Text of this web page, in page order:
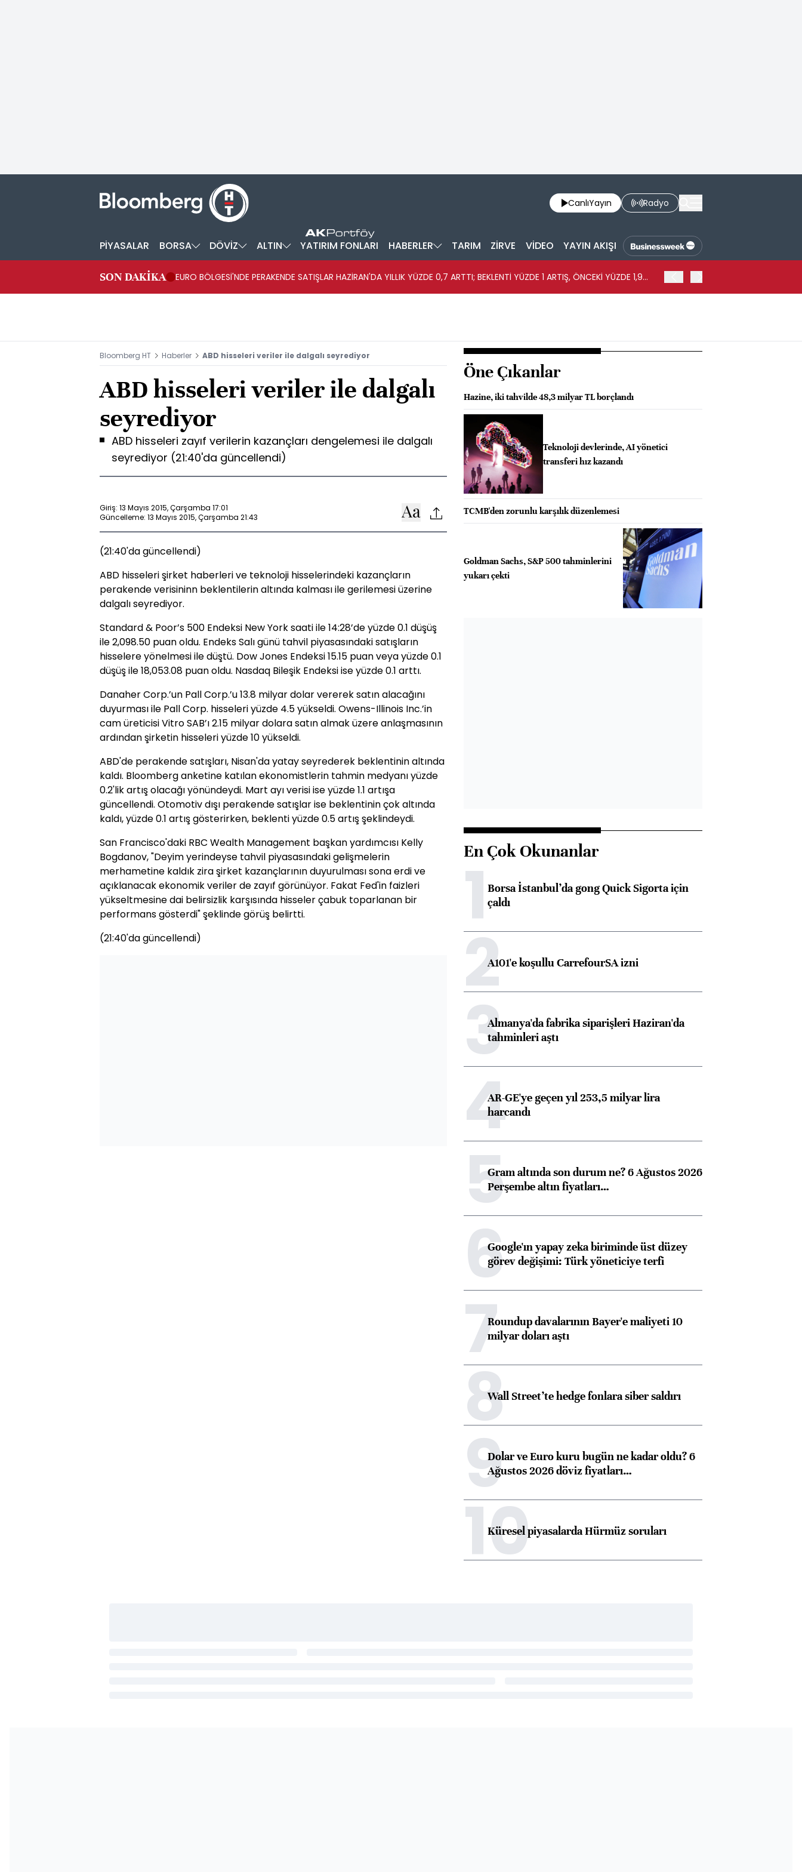
CanlıYayın Radyo
PİYASALAR BORSA DÖVİZ ALTIN YATIRIM FONLARI HABERLER TARIM ZİRVE VİDEO YAYIN AKIŞI
SON DAKİKA
EURO BÖLGESİ'NDE PERAKENDE SATIŞLAR HAZİRAN'DA YILLIK YÜZDE 0,7 ARTTI; BEKLENTİ YÜZDE 1 ARTIŞ, ÖNCEKİ YÜZDE 1,9
Bloomberg HT Haberler ABD hisseleri veriler ile dalgalı seyrediyor
ABD hisseleri veriler ile dalgalı
seyrediyor
ABD hisseleri zayıf verilerin kazançları dengelemesi ile dalgalı
seyrediyor (21:40'da güncellendi)
Giriş: 13 Mayıs 2015, Çarşamba 17:01
Güncelleme: 13 Mayıs 2015, Çarşamba 21:43
(21:40'da güncellendi)
ABD hisseleri şirket haberleri ve teknoloji hisselerindeki kazançların
perakende verisininn beklentilerin altında kalması ile gerilemesi üzerine
dalgalı seyrediyor.
Standard & Poor’s 500 Endeksi New York saati ile 14:28’de yüzde 0.1 düşüş
ile 2,098.50 puan oldu. Endeks Salı günü tahvil piyasasındaki satışların
hisselere yönelmesi ile düştü. Dow Jones Endeksi 15.15 puan veya yüzde 0.1
düşüş ile 18,053.08 puan oldu. Nasdaq Bileşik Endeksi ise yüzde 0.1 arttı.
Danaher Corp.’un Pall Corp.’u 13.8 milyar dolar vererek satın alacağını
duyurması ile Pall Corp. hisseleri yüzde 4.5 yükseldi. Owens-Illinois Inc.’in
cam üreticisi Vitro SAB’ı 2.15 milyar dolara satın almak üzere anlaşmasının
ardından şirketin hisseleri yüzde 10 yükseldi.
ABD'de perakende satışları, Nisan'da yatay seyrederek beklentinin altında
kaldı. Bloomberg anketine katılan ekonomistlerin tahmin medyanı yüzde
0.2'lik artış olacağı yönündeydi. Mart ayı verisi ise yüzde 1.1 artışa
güncellendi. Otomotiv dışı perakende satışlar ise beklentinin çok altında
kaldı, yüzde 0.1 artış gösterirken, beklenti yüzde 0.5 artış şeklindeydi.
San Francisco'daki RBC Wealth Management başkan yardımcısı Kelly
Bogdanov, "Deyim yerindeyse tahvil piyasasındaki gelişmelerin
merhametine kaldık zira şirket kazançlarının duyurulması sona erdi ve
açıklanacak ekonomik veriler de zayıf görünüyor. Fakat Fed'in faizleri
yükseltmesine dai belirsizlik karşısında hisseler çabuk toparlanan bir
performans gösterdi" şeklinde görüş belirtti.
(21:40'da güncellendi)
Öne Çıkanlar
Hazine, iki tahvilde 48,3 milyar TL borçlandı
Teknoloji devlerinde, AI yönetici
transferi hız kazandı
TCMB'den zorunlu karşılık düzenlemesi
Goldman Sachs, S&P 500 tahminlerini
yukarı çekti
En Çok Okunanlar
1Borsa İstanbul’da gong Quick Sigorta için
çaldı
2A101'e koşullu CarrefourSA izni
3Almanya'da fabrika siparişleri Haziran'da
tahminleri aştı
4AR-GE'ye geçen yıl 253,5 milyar lira
harcandı
5Gram altında son durum ne? 6 Ağustos 2026
Perşembe altın fiyatları…
6Google'ın yapay zeka biriminde üst düzey
görev değişimi: Türk yöneticiye terfi
7Roundup davalarının Bayer'e maliyeti 10
milyar doları aştı
8Wall Street’te hedge fonlara siber saldırı
9Dolar ve Euro kuru bugün ne kadar oldu? 6
Ağustos 2026 döviz fiyatları…
10
Küresel piyasalarda Hürmüz soruları